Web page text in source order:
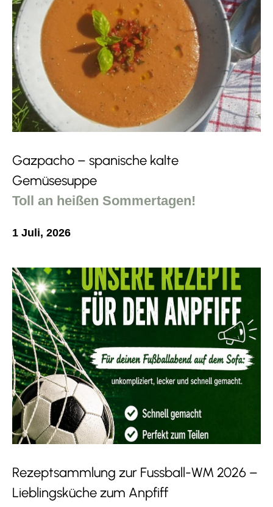
Gazpacho – spanische kalte
Gemüsesuppe
Toll an heißen Sommertagen!
1 Juli, 2026
Rezeptsammlung zur Fussball-WM 2026 –
Lieblingsküche zum Anpfiff